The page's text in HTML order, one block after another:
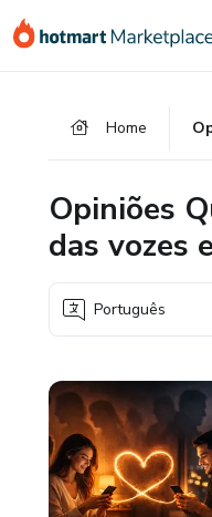
para
para
para
Home
Opiniões
das vozes
Português